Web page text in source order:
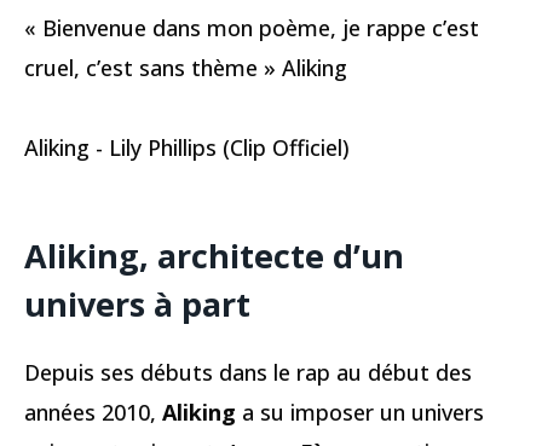
« Bienvenue dans mon poème, je rappe c’est
cruel, c’est sans thème » Aliking
Aliking - Lily Phillips (Clip Officiel)
Aliking, architecte d’un
univers à part
Depuis ses débuts dans le rap au début des
années 2010, Aliking a su imposer un univers